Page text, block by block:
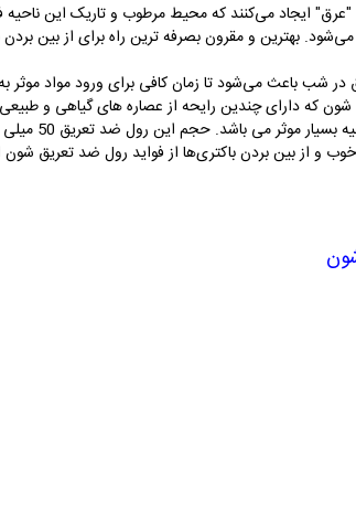
ایجاد می‌کنند که محیط مرطوب و تاریک این
می‌شود. بهترین و مقرون بصرفه ترین راه برای از بین
در شب باعث می‌شود تا زمان کافی برای ورود مواد
که دارای چندین رایحه از عصاره های گیاهی و طبیعی
بسیار موثر می باشد. حجم این رول ضد تعریق 50 میلی لیتر است و برای مصرف حداقل یک ماه کافی می باشد. از طرفی
و از بین بردن باکتری‌ها از فواید رول ضد تعریق